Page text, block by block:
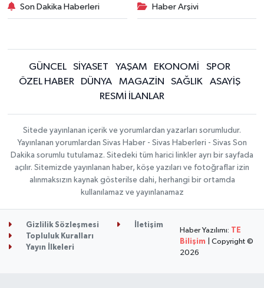
Son Dakika Haberleri Haber Arşivi
GÜNCEL SİYASET YAŞAM EKONOMİ
SPOR
ÖZEL HABER
DÜNYA MAGAZİN SAĞLIK
ASAYİŞ
RESMİ İLANLAR
Sitede yayınlanan içerik ve yorumlardan yazarları sorumludur.
Yayınlanan yorumlardan Sivas Haber - Sivas Haberleri - Sivas Son
Dakika sorumlu tutulamaz. Sitedeki tüm harici linkler ayrı bir sayfada
açılır. Sitemizde yayınlanan haber, köşe yazıları ve fotoğraflar izin
alınmaksızın kaynak gösterilse dahi, herhangi bir ortamda
kullanılamaz ve yayınlanamaz
Gizlilik Sözleşmesi
İletişim
Topluluk Kuralları
Yayın İlkeleri
Haber Yazılımı: TE
Bilişim | Copyright ©
2026